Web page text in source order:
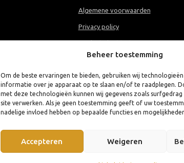
Beheer toestemming
Om de beste ervaringen te bieden, gebruiken wij
informatie over je apparaat op te slaan en/of te raadplegen.
met deze technologieën kunnen wij gegevens zoals
site verwerken. Als je geen toestemming geeft of uw
nadelige invloed hebben op bepaalde functies en
Accepteren Weigeren
Algemene voorwaarden
Privacy policy